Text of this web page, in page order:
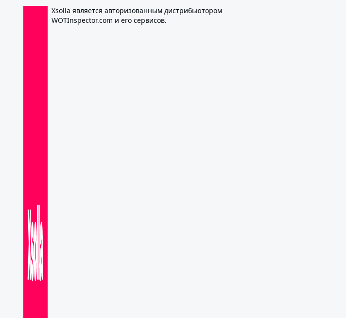
Xsolla является авторизованным дистрибьютором
WOTInspector.com и его сервисов.